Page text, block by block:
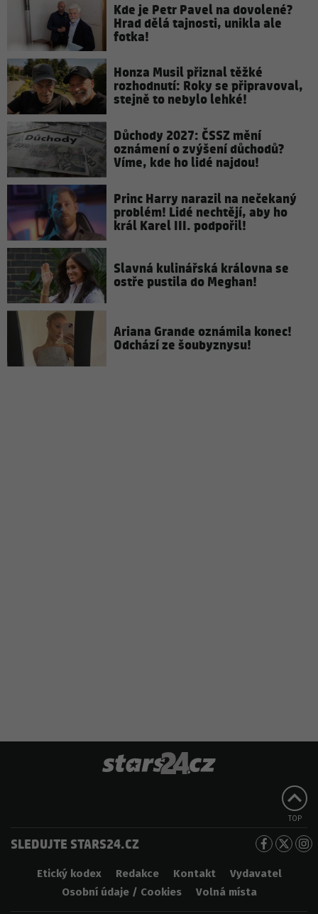
Kde je Petr Pavel na dovolené?
Hrad dělá tajnosti, unikla ale
fotka!
Honza Musil přiznal těžké
rozhodnutí: Roky se připravoval,
stejně to nebylo lehké!
Důchody 2027: ČSSZ mění
oznámení o zvýšení důchodů?
Víme, kde ho lidé najdou!
Princ Harry narazil na nečekaný
problém! Lidé nechtějí, aby ho
král Karel III. podpořil!
Slavná kulinářská královna se
ostře pustila do Meghan!
Ariana Grande oznámila konec!
Odchází ze šoubyznysu!
TOP
SLEDUJTE STARS24.CZ
Etický kodex Redakce Kontakt
Vydavatel
Osobní údaje / Cookies
Volná místa